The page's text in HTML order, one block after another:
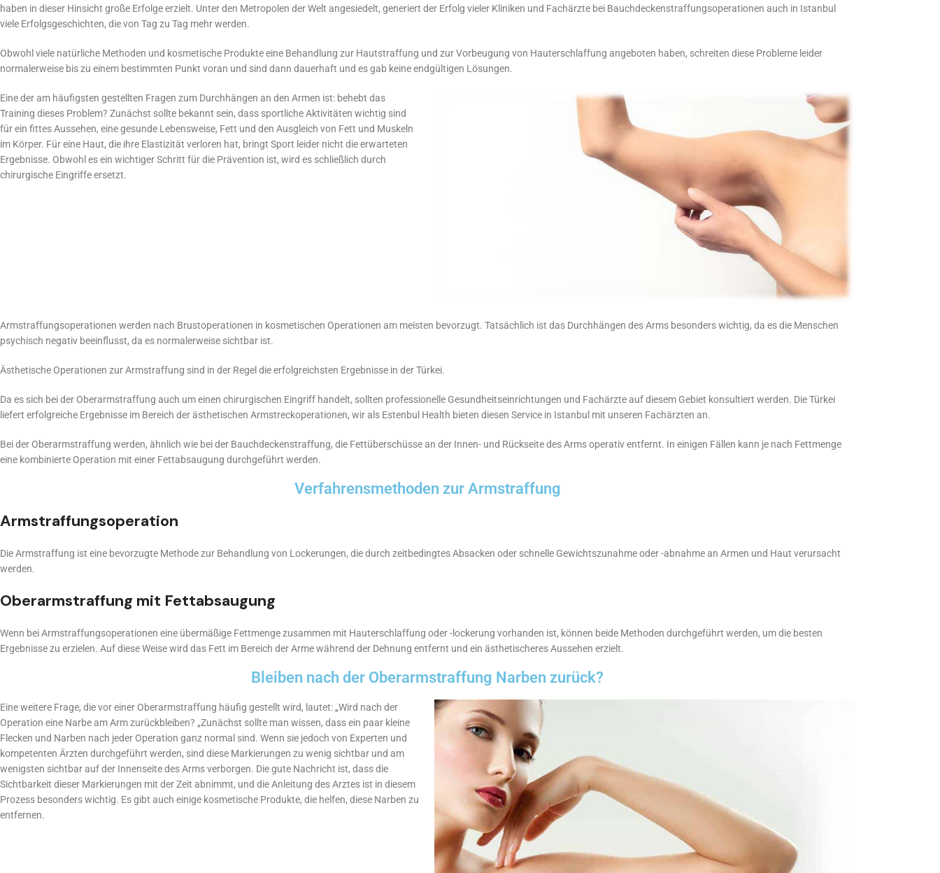
haben in dieser Hinsicht große Erfolge erzielt. Unter den Metropolen der Welt angesiedelt, generiert der Erfolg vieler Kliniken und Fachärzte bei Bauchdeckenstraffungsoperationen auch in Istanbul
viele Erfolgsgeschichten, die von Tag zu Tag mehr werden.
Obwohl viele natürliche Methoden und kosmetische Produkte eine Behandlung zur Hautstraffung und zur Vorbeugung von Hauterschlaffung angeboten haben, schreiten diese Probleme leider
normalerweise bis zu einem bestimmten Punkt voran und sind dann dauerhaft und es gab keine endgültigen Lösungen.
Eine der am häufigsten gestellten Fragen zum Durchhängen an den Armen ist: behebt das
Training dieses Problem? Zunächst sollte bekannt sein, dass sportliche Aktivitäten wichtig sind
für ein fittes Aussehen, eine gesunde Lebensweise, Fett und den Ausgleich von Fett und Muskeln
im Körper. Für eine Haut, die ihre Elastizität verloren hat, bringt Sport leider nicht die erwarteten
Ergebnisse. Obwohl es ein wichtiger Schritt für die Prävention ist, wird es schließlich durch
chirurgische Eingriffe ersetzt.
Armstraffungsoperationen werden nach Brustoperationen in kosmetischen Operationen am meisten bevorzugt. Tatsächlich ist das Durchhängen des Arms besonders wichtig, da es die Menschen
psychisch negativ beeinflusst, da es normalerweise sichtbar ist.
Ästhetische Operationen zur Armstraffung sind in der Regel die erfolgreichsten Ergebnisse in der Türkei.
Da es sich bei der Oberarmstraffung auch um einen chirurgischen Eingriff handelt, sollten professionelle Gesundheitseinrichtungen und Fachärzte auf diesem Gebiet konsultiert werden. Die Türkei
liefert erfolgreiche Ergebnisse im Bereich der ästhetischen Armstreckoperationen, wir als Estenbul Health bieten diesen Service in Istanbul mit unseren Fachärzten an.
Bei der Oberarmstraffung werden, ähnlich wie bei der Bauchdeckenstraffung, die Fettüberschüsse an der Innen- und Rückseite des Arms operativ entfernt. In einigen Fällen kann je nach Fettmenge
eine kombinierte Operation mit einer Fettabsaugung durchgeführt werden.
Verfahrensmethoden zur Armstraffung
Armstraffungsoperation
Die Armstraffung ist eine bevorzugte Methode zur Behandlung von Lockerungen, die durch zeitbedingtes Absacken oder schnelle Gewichtszunahme oder -abnahme an Armen und Haut verursacht
werden.
Oberarmstraffung mit Fettabsaugung
Wenn bei Armstraffungsoperationen eine übermäßige Fettmenge zusammen mit Hauterschlaffung oder -lockerung vorhanden ist, können beide Methoden durchgeführt werden, um die besten
Ergebnisse zu erzielen. Auf diese Weise wird das Fett im Bereich der Arme während der Dehnung entfernt und ein ästhetischeres Aussehen erzielt.
Bleiben nach der Oberarmstraffung Narben zurück?
Eine weitere Frage, die vor einer Oberarmstraffung häufig gestellt wird, lautet: „Wird nach der
Operation eine Narbe am Arm zurückbleiben? „Zunächst sollte man wissen, dass ein paar kleine
Flecken und Narben nach jeder Operation ganz normal sind. Wenn sie jedoch von Experten und
kompetenten Ärzten durchgeführt werden, sind diese Markierungen zu wenig sichtbar und am
wenigsten sichtbar auf der Innenseite des Arms verborgen. Die gute Nachricht ist, dass die
Sichtbarkeit dieser Markierungen mit der Zeit abnimmt, und die Anleitung des Arztes ist in diesem
Prozess besonders wichtig. Es gibt auch einige kosmetische Produkte, die helfen, diese Narben zu
entfernen.